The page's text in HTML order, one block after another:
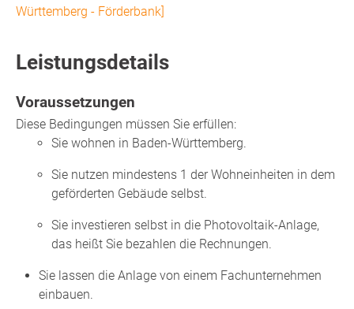
Württemberg - Förderbank]
Leistungsdetails
Voraussetzungen
Diese Bedingungen müssen Sie erfüllen:
Sie wohnen in Baden-Württemberg.
Sie nutzen mindestens 1 der Wohneinheiten in dem
geförderten Gebäude selbst.
Sie investieren selbst in die Photovoltaik-Anlage,
das heißt Sie bezahlen die Rechnungen.
Sie lassen die Anlage von einem Fachunternehmen
einbauen.